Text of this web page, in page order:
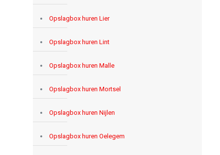
Opslagbox huren Lier
Opslagbox huren Lint
Opslagbox huren Malle
Opslagbox huren Mortsel
Opslagbox huren Nijlen
Opslagbox huren Oelegem